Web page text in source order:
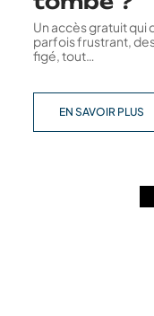
Un accès gratuit qui
parfois frustrant,
figé, tout
EN SAVOIR PLUS